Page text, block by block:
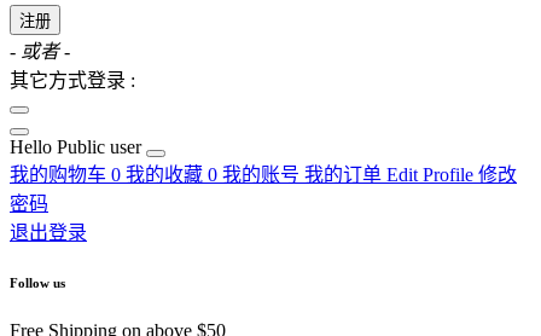
注册
- 或者 -
其它方式登录 :
Hello Public user
我的购物车 0 我的收藏 0 我的账号 我的订单 Edit Profile 修改
密码
退出登录
Follow us
Free Shipping on above $50